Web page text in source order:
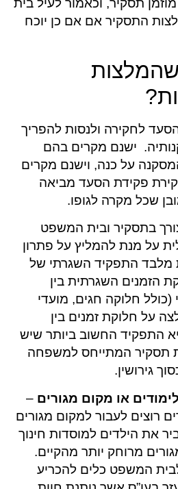
התסקיר אם אם כן יוכח
שהמלצות
לחקירה ולנסות להפריך
ישנם מקרים בהם
על כנה, וישנם מקרים
פקידת הסעד מביאה
שכל מקרה לגופו.
בתסקיר ובית המשפט
על מנת להמליץ על פתרון
מלבד התפקיד השגרתי של
הזמנים השגרתית בין
חלוקה חגים, מועדי
על חלוקת זמנים בין
התפקיד החשוב ביותר שיש
תסקיר המתייחס למשפחה
גירושין.
או מקום מגורים –
רוצים לעבור למקום מגורים
את הילדים למוסדות חינוך
מרוחק יותר מהקיים.
המשפט כלים להכריע